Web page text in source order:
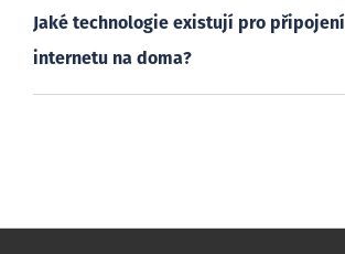
Jaké technologie existují pro
internetu na doma?